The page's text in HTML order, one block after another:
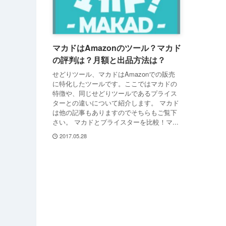
マカドはAmazonのツール？マカド
の評判は？月額と出品方法は？
せどりツール、マカドはAmazonでの販売
に特化したツールです。ここではマカドの
特徴や、同じせどりツールであるプライス
ターとの違いについて紹介します。 マカド
は他の記事もありますのでそちらもご覧下
さい。 マカドとプライスターを比較！マ...
2017.05.28